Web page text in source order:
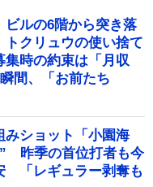
ビルの6階から突き落
クリュウの使い捨て
時の約束は「月収
間、「お前たち
みショット「小園海
昨季の首位打者も今
「レギュラー剥奪も